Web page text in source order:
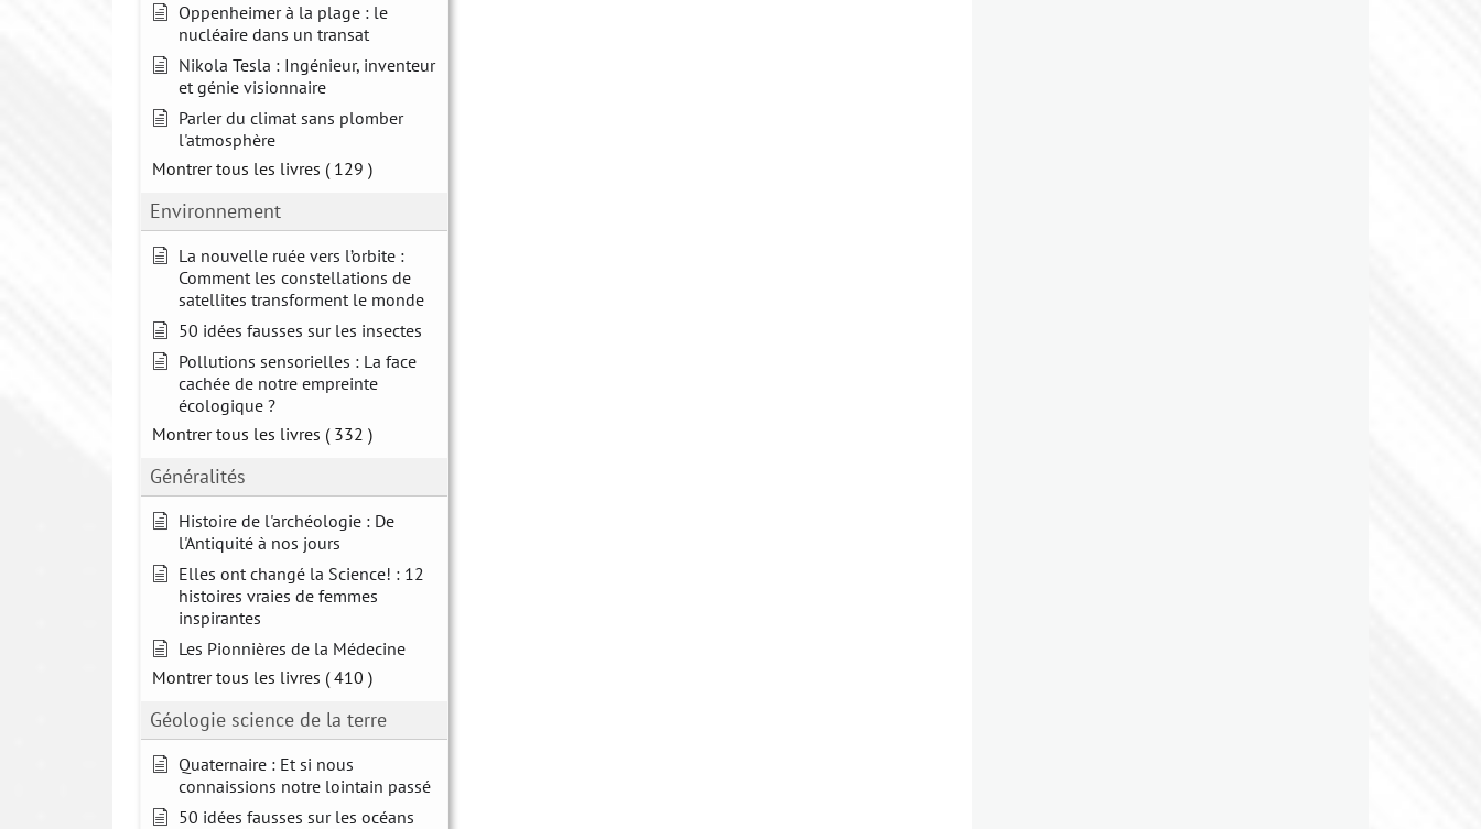
Oppenheimer à la plage : le
nucléaire dans un transat
Nikola Tesla : Ingénieur, inventeur
et génie visionnaire
Parler du climat sans plomber
l'atmosphère
Montrer tous les livres ( 129 )
Environnement
La nouvelle ruée vers l’orbite :
Comment les constellations de
satellites transforment le monde
50 idées fausses sur les insectes
Pollutions sensorielles : La face
cachée de notre empreinte
écologique ?
Montrer tous les livres ( 332 )
Généralités
Histoire de l'archéologie : De
l'Antiquité à nos jours
Elles ont changé la Science! : 12
histoires vraies de femmes
inspirantes
Les Pionnières de la Médecine
Montrer tous les livres ( 410 )
Géologie science de la terre
Quaternaire : Et si nous
connaissions notre lointain passé
50 idées fausses sur les océans